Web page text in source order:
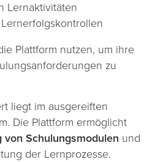
Lernaktivitäten
Plattform nutzen, um ihre
zu
liegt im ausgereiften
Die Plattform ermöglicht
Schulungsmodulen und
der Lernprozesse.